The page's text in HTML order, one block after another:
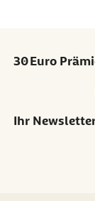
30 Euro
Ihr